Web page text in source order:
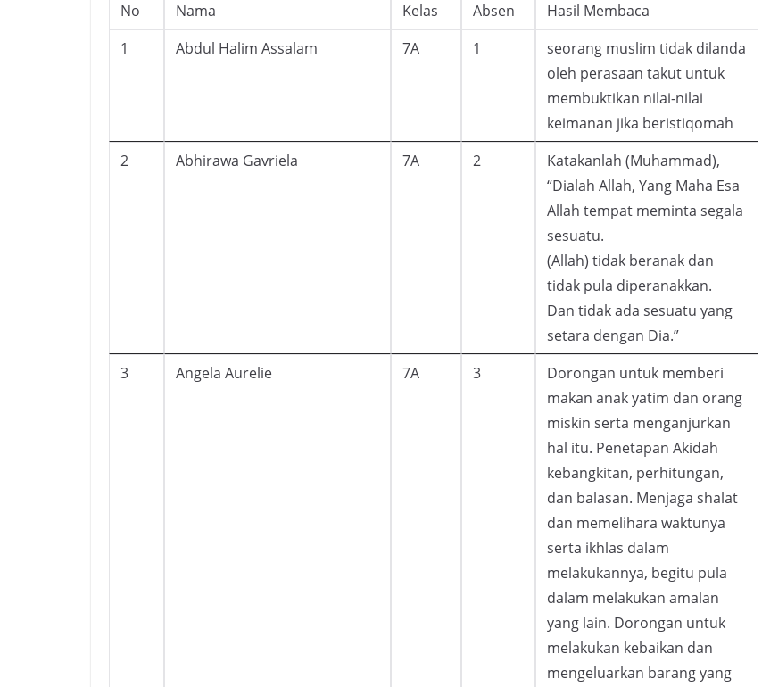
No Nama Kelas Absen
Hasil Membaca
1
Abdul Halim Assalam 7A 1
seorang muslim tidak dilanda
oleh perasaan takut untuk
membuktikan nilai-nilai
keimanan jika beristiqomah
2
Abhirawa Gavriela 7A 2
Katakanlah (Muhammad),
“Dialah Allah, Yang Maha Esa
Allah tempat meminta segala
sesuatu.
(Allah) tidak beranak dan
tidak pula diperanakkan.
Dan tidak ada sesuatu yang
setara dengan Dia.”
3
Angela Aurelie 7A 3
Dorongan untuk memberi
makan anak yatim dan orang
miskin serta menganjurkan
hal itu. Penetapan Akidah
kebangkitan, perhitungan,
dan balasan. Menjaga shalat
dan memelihara waktunya
serta ikhlas dalam
melakukannya, begitu pula
dalam melakukan amalan
yang lain. Dorongan untuk
melakukan kebaikan dan
mengeluarkan barang yang